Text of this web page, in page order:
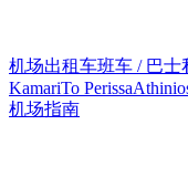
机场出租车班车 / 巴士
KamariTo Perissa
机场指南